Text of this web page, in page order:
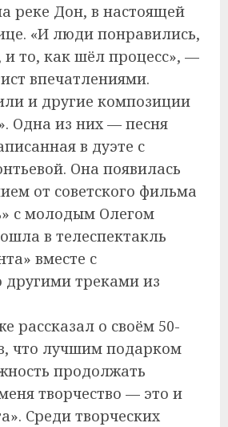
реке Дон, в настоящей
«И люди понравились,
и то, как шёл процесс», —
впечатлениями.
и другие композиции
Одна из них — песня
в дуэте с
Она появилась
от советского фильма
с молодым Олегом
в телеспектакль
вместе с
треками из
рассказал о своём 50-
что лучшим подарком
продолжать
творчество — это и
Среди творческих